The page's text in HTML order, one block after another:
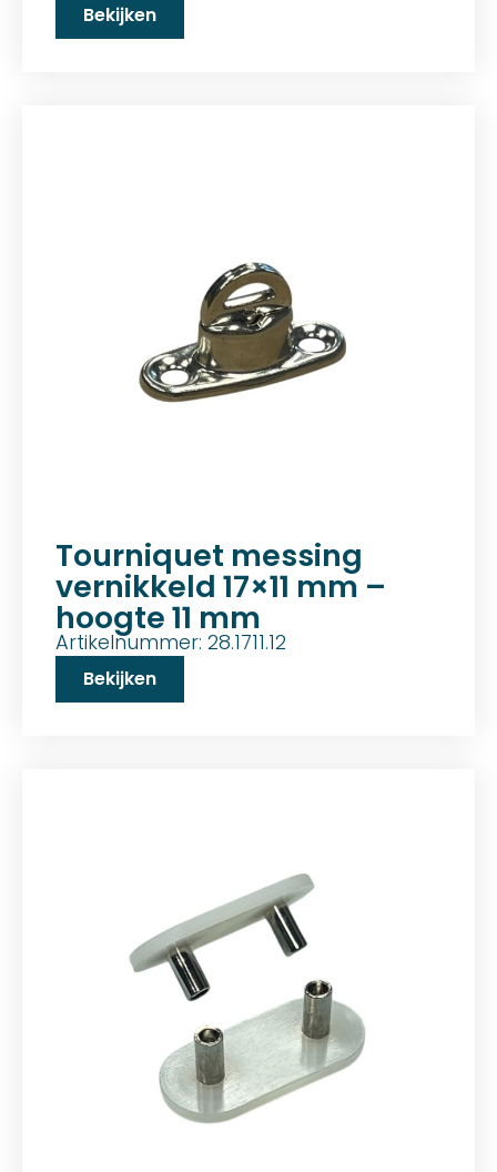
Bekijken
Tourniquet messing
vernikkeld 17×11 mm –
hoogte 11 mm
Artikelnummer: 28.1711.12
Bekijken